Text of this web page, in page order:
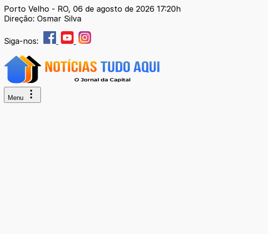
Porto Velho - RO, 06 de agosto de 2026 17:20h
Direção: Osmar Silva
Siga-nos:
Menu